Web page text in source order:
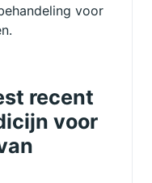
voor
recent
voor